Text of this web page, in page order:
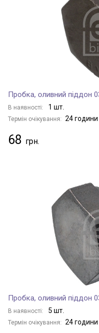
Пробка, оливний піддон
В наявності: 1 шт.
Термін очікування: 24 години
68
Пробка, оливний піддон
В наявності: 5 шт.
Термін очікування: 24 години